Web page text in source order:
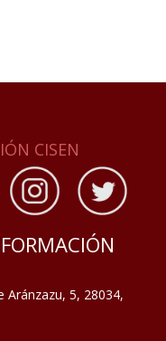
CISEN
Aránzazu, 5, 28034,